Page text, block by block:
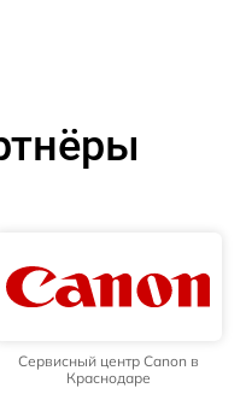
Сервисный центр Canon в
Краснодаре